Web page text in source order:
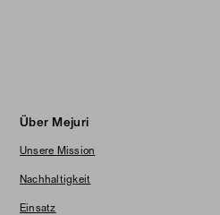
Über Mejuri
Unsere Mission
Nachhaltigkeit
Einsatz